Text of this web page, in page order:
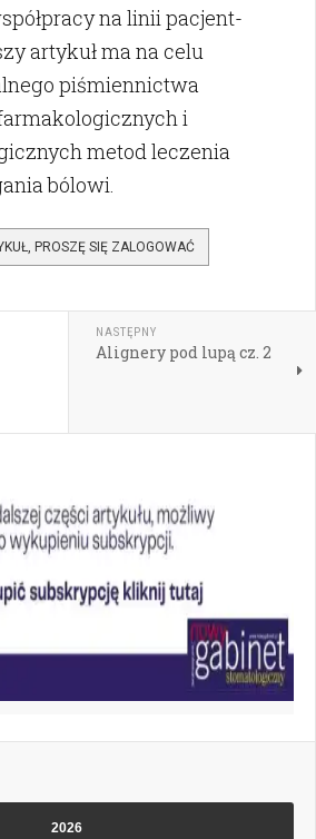
na linii pacjent-
artykuł ma na celu
piśmiennictwa
i
metod leczenia
bólowi.
PROSZĘ SIĘ ZALOGOWAĆ
NASTĘPNY
Alignery pod lupą cz. 2
2026